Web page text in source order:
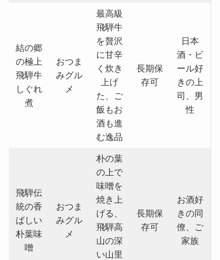
結の郷
の極上
飛騨牛
しぐれ
煮
おつま
みグル
メ
最高級
飛騨牛
を贅沢
に甘辛
く炊き
上げ
た、ご
飯もお
酒も進
む逸品
長期保
存可
日本
酒・ビ
ール好
きの上
司、男
性
飛騨伝
統の香
ばしい
朴葉味
噌
おつま
みグル
メ
朴の葉
の上で
味噌を
焼き上
げる、
飛騨高
山の深
い山里
長期保
存可
お酒好
きの同
僚、ご
家族